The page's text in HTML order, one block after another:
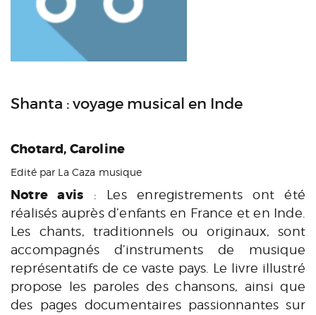
Shanta : voyage musical en Inde
Chotard, Caroline
Edité par La Caza musique
Notre avis : Les enregistrements ont été
réalisés auprès d’enfants en France et en Inde.
Les chants, traditionnels ou originaux, sont
accompagnés d’instruments de musique
représentatifs de ce vaste pays. Le livre illustré
propose les paroles des chansons, ainsi que
des pages documentaires passionnantes sur